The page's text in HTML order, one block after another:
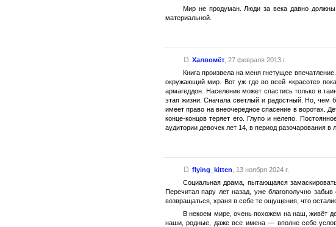
Мир не продуман. Люди за века давно
материальной.
Халвомёт, 27 февраля 2013 г.
Книга произвела на меня гнетущее
окружающий мир. Вот уж где во всей «красоте»
армагеддон. Население может спастись только в
этап жизни. Сначала светлый и радостный. Но, чем
имеет право на внеочередное спасение в воротах.
конце-концов теряет его. Глупо и нелепо.
аудитории девочек лет 14, в период разочарования
flying_kitten
13 ноября 2024 г.
Социальная драма, пытающаяся
Перечитал пару лет назад, уже благополучно
возвращаться, храня в себе те ощущения, что
В некоем мире, очень похожем на наш, живёт
наши, родные, даже все имена — вполне себе